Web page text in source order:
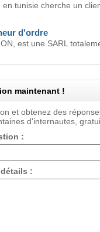
en tunisie cherche un
d'ordre
est une SARL
maintenant !
et obtenez des
d'internautes,
:
: